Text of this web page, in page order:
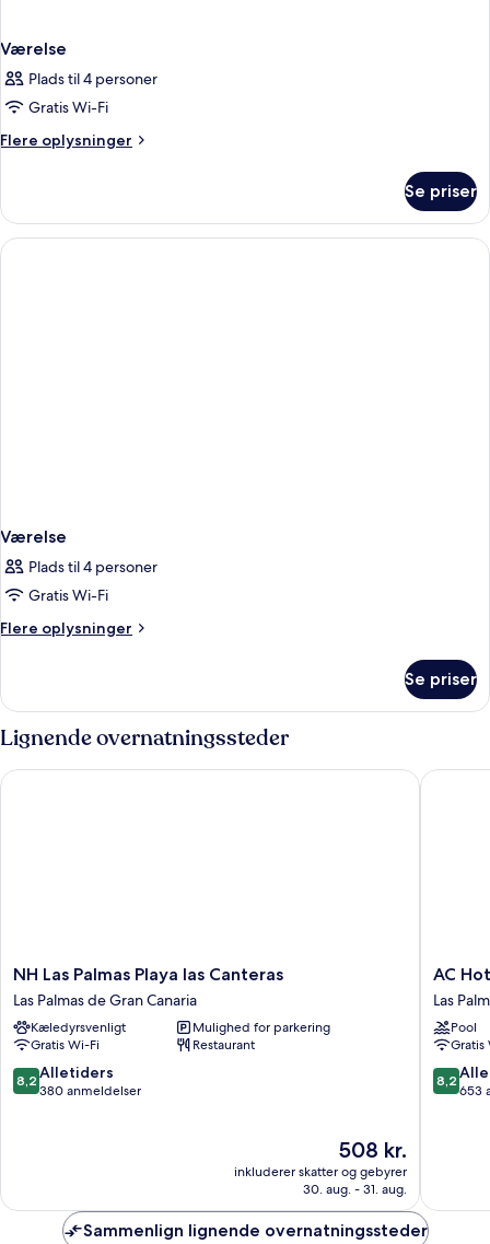
Værelse
Plads til 4 personer
Gratis Wi-Fi
Flere oplysninger
Flere
Se priser
Værelse
Plads til 4 personer
Gratis Wi-Fi
Flere oplysninger
Flere
Se priser
Lignende overnatningssteder
NH
Las
Palmas
Playa
las
Canteras
Las
NH Las Palmas Playa las Canteras
Las Palmas de Gran Canaria
Kæledyrsvenligt
Mulighed for parkering
Gratis Wi-Fi
Restaurant
8.2
ud
8,2 Alletiders
380 anmeldelser
Prisen
508 kr.
508 kr.
inkluderer skatter og gebyrer
30. aug. - 31. aug.
NH Las Palmas Playa las Canteras
AC
Hotel
Iberia
Las
Palmas
Las
Palmas
AC
Las
Pool
Gratis
8.2
ud
8,2
653
AC
Sammenlign lignende overnatningssteder